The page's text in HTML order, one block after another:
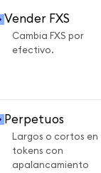
Vender FXS
Cambia FXS por
efectivo.
Perpetuos
Largos o cortos en
tokens con
apalancamiento